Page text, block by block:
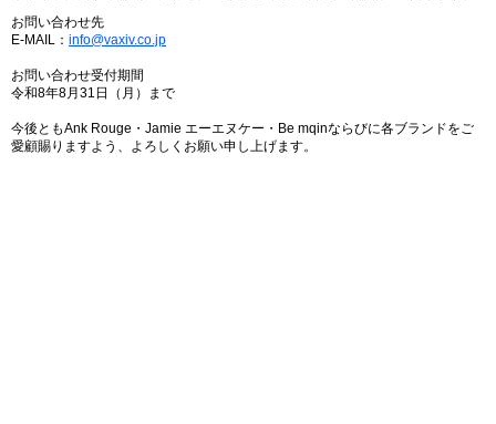
お問い合わせ先
E-MAIL： info@vaxiv.co.jp
お問い合わせ受付期間
令和8年8月31日（月）まで
今後ともAnk Rouge・Jamie エーエヌケー・Be mqinならびに各ブランドをご
愛顧賜りますよう、よろしくお願い申し上げます。